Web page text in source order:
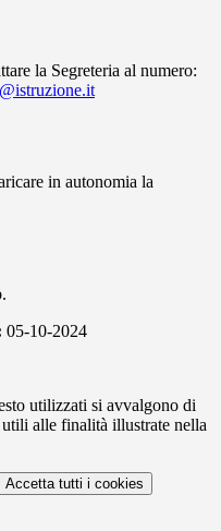
la Segreteria al numero:
in autonomia la
05-10-2024
utilizzati si avvalgono di
alle finalità illustrate nella
Accetta tutti i cookies